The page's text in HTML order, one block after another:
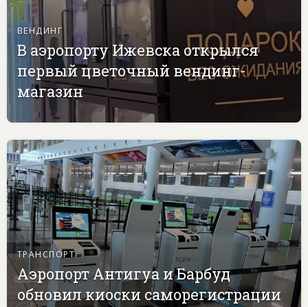
ВЕНДИНГ
В аэропорту Ижевска открылся
первый цветочный вендинг-
магазин
ТРАНСПОРТ
Аэропорт Антигуа и Барбуд
обновил киоски саморегистрации